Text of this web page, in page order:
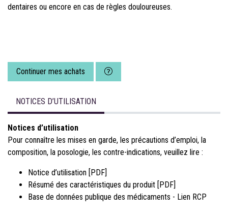
dentaires ou encore en cas de règles douloureuses.
Continuer mes achats
NOTICES D’UTILISATION
Notices d’utilisation
Pour connaître les mises en garde, les précautions d’emploi, la
composition, la posologie, les contre-indications, veuillez lire :
Notice d’utilisation [PDF]
Résumé des caractéristiques du produit [PDF]
Base de données publique des médicaments - Lien RCP